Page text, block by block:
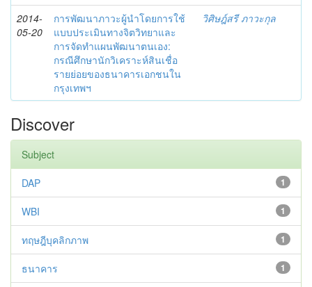
2014-
05-20
การพัฒนาภาวะผู้นำโดยการใช้
แบบประเมินทางจิตวิทยาและ
การจัดทำแผนพัฒนาตนเอง:
กรณีศึกษานักวิเคราะห์สินเชื่อ
รายย่อยของธนาคารเอกชนใน
กรุงเทพฯ
วิศิษฎ์สรี ภาวะกุล
Discover
Subject
1
DAP
1
WBI
1
ทฤษฎีบุคลิกภาพ
1
ธนาคาร